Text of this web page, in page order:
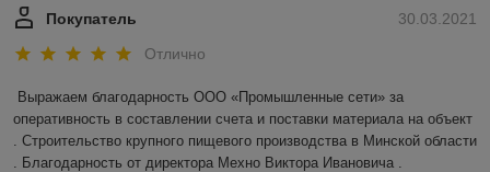
30.03.2021
Покупатель
Отлично
Выражаем благодарность ООО «Промышленные сети» за
оперативность в составлении счета и поставки материала на объект
. Строительство крупного пищевого производства в Минской области
. Благодарность от директора Мехно Виктора Ивановича .